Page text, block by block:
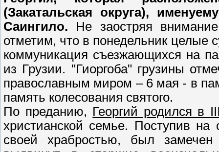
(Закатальская округа),
Саингило. Не заостряя
отметим, что в понедельник целые
коммуникация съезжающихся на
из Грузии. "Гиоргоба" грузины
православным миром – 6 мая - в
память колесования святого.
По преданию, Георгий родился в
христианской семье. Поступив
своей храбростью, был